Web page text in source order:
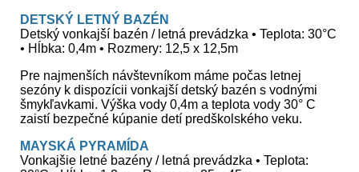
DETSKÝ LETNÝ BAZÉN
Detský vonkajší bazén / letná prevádzka • Teplota: 30°C
• Hĺbka: 0,4m • Rozmery: 12,5 x 12,5m
Pre najmenších návštevníkom máme počas letnej
sezóny k dispozícii vonkajší detský bazén s vodnými
šmykľavkami. Výška vody 0,4m a teplota vody 30° C
zaistí bezpečné kúpanie detí predškolského veku.
MAYSKÁ PYRAMÍDA
Vonkajšie letné bazény / letná prevádzka • Teplota: